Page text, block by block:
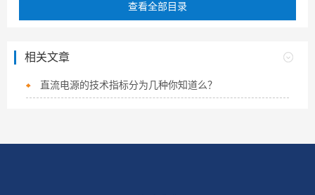
查看全部目录
相关文章
直流电源的技术指标分为几种你知道么？